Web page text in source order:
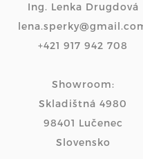
Ing. Lenka Drugdová
+421 917 942 708
Showroom:
Skladištná 4980
98401 Lučenec
Slovensko